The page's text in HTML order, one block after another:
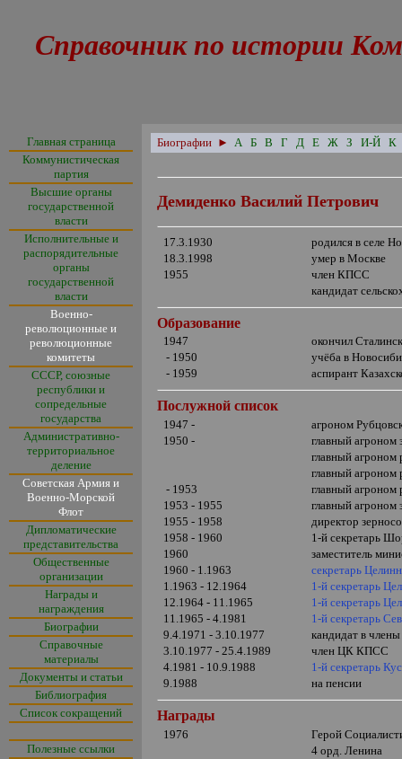
Справочник по истории
Главная страница
Коммунистическая
партия
Высшие органы
государственной
власти
Исполнительные и
распорядительные
органы
государственной
власти
Военно-
революционные и
революционные
комитеты
СССР, союзные
республики и
сопредельные
государства
Административно-
территориальное
деление
Советская Армия и
Военно-Морской
Флот
Дипломатические
представительства
Общественные
организации
Награды и
награждения
Биографии
Справочные
материалы
Документы и статьи
Библиография
Список сокращений
Полезные ссылки
Биографии ► А Б В Г Д Е Ж З И-Й К
Демиденко Василий Петрович
17.3.1930
родился в селе
18.3.1998
умер в Москве
1955
член КПСС
кандидат
Образование
1947
окончил
- 1950
учёба в
- 1959
аспирант
Послужной список
1947 -
агроном
1950 -
главный агроном
главный агроном
главный агроном
- 1953
главный агроном
1953 - 1955
главный агроном
1955 - 1958
директор
1958 - 1960
1-й секретарь
1960
заместитель
1960 - 1.1963
секретарь
1.1963 - 12.1964
1-й секретарь
12.1964 - 11.1965
1-й секретарь
11.1965 - 4.1981
1-й секретарь
9.4.1971 - 3.10.1977
кандидат в
3.10.1977 - 25.4.1989
член ЦК КПСС
4.1981 - 10.9.1988
1-й секретарь
9.1988
на пенсии
Награды
1976
Герой
4 орд. Ленина